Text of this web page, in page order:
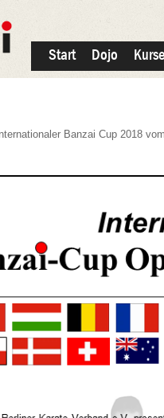
Start Dojo Kurse
Banzai Cup 2018